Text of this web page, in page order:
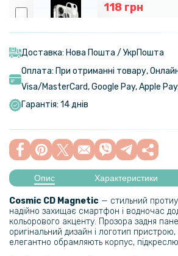
118 грн
14 Pro / iPhone 14 Pro Max
103 грн
95 грн
119 грн
Захисне скло AMULET 2.5D Antistatic HD для
Доставка: Нова Пошта / УкрПошта
Оплата: При отриманні товару,
Visa/MasterСard, Google Pay, Apple
Гарантія: 14 днів
Опис Характеристики
Cosmic CD Magnetic — стильний
надійно захищає смартфон і водночас
кольорового акценту. Прозора задня
оригінальний дизайн і логотип
елегантно обрамляють корпус,